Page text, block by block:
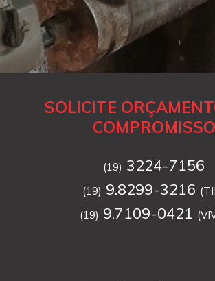
SOLICITE
COMPROMISSO
(19) 3224-7156
(19) 9.8299-3216
(19) 9.7109-0421